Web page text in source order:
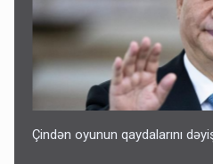
Çindən oyunun qaydalarını